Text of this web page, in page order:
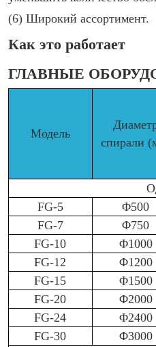
(6) Широкий ассортимент.
Как это работает
ГЛАВНЫЕ
Модель
спирали
FG-5
Φ500
FG-7
Φ750
FG-10
Φ1000
FG-12
Φ1200
FG-15
Φ1500
FG-20
Φ2000
FG-24
Φ2400
FG-30
Φ3000